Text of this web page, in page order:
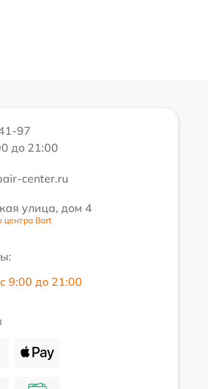
97
до 21:00
center.ru
улица, дом 4
центра Bort
9:00 до 21:00